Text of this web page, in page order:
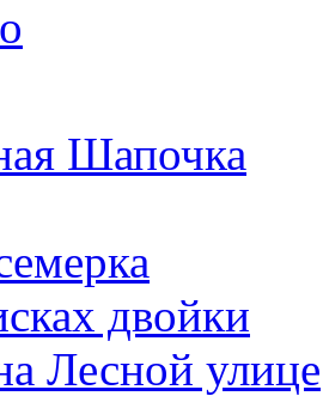
Шапочка
двойки
Лесной улице